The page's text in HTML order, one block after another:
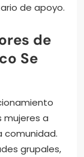
de apoyo.
de
Se
mujeres a
comunidad.
grupales,